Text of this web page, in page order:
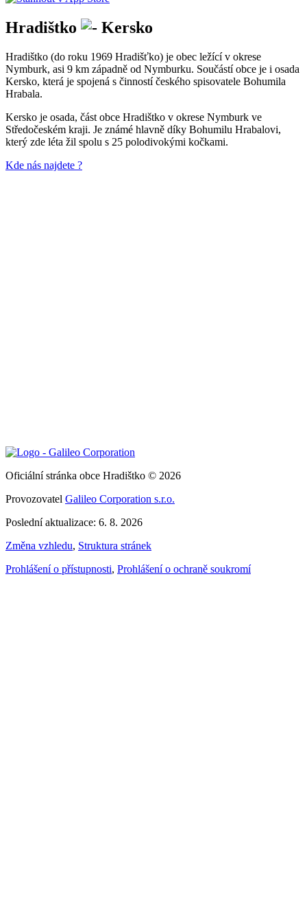
Hradištko Kersko
Hradištko (do roku 1969 Hradišťko) je obec ležící v okrese
Nymburk, asi 9 km západně od Nymburku. Součástí obce je i osada
Kersko, která je spojená s činností českého spisovatele Bohumila
Hrabala.
Kersko je osada, část obce Hradištko v okrese Nymburk ve
Středočeském kraji. Je známé hlavně díky Bohumilu Hrabalovi,
který zde léta žil spolu s 25 polodivokými kočkami.
Kde nás najdete ?
Oficiální stránka obce Hradištko © 2026
Provozovatel Galileo Corporation s.r.o.
Poslední aktualizace: 6. 8. 2026
Změna vzhledu, Struktura stránek
Prohlášení o přístupnosti, Prohlášení o ochraně soukromí